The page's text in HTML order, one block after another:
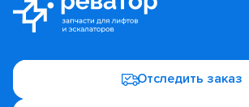
Отследить заказ